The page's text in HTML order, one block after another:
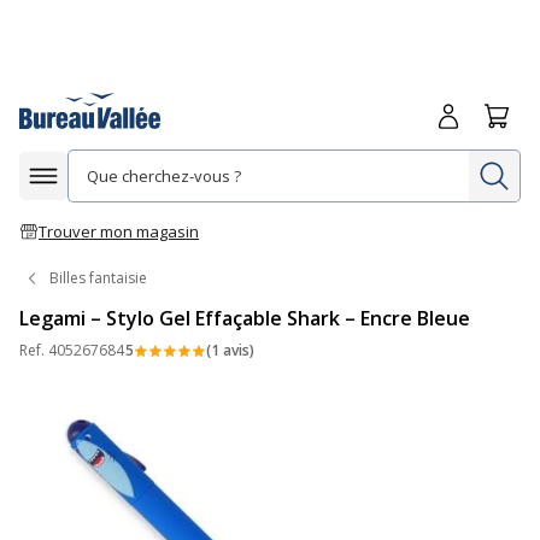
Afficher la navigation
Trouver mon magasin
Me
Billes fantaisie
Legami – Stylo Gel Effaçable Shark – Encre Bleue
Ref. 4052676845 (1 avis)